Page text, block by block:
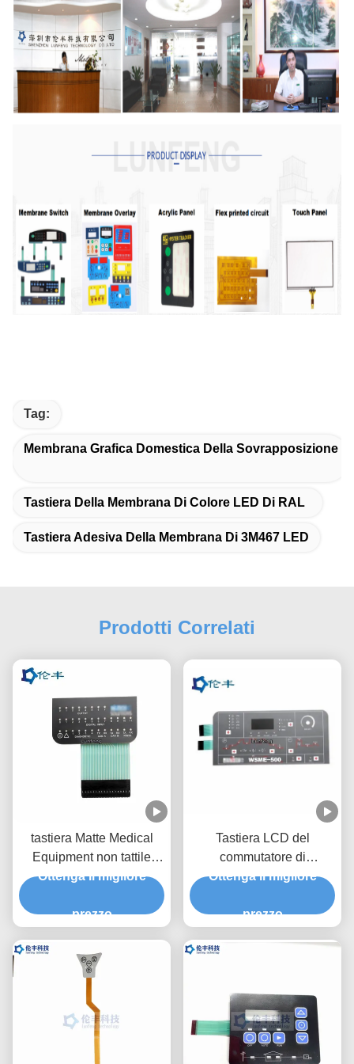
Tag:
Membrana Grafica Domestica Della Sovrapposizione
Tastiera Della Membrana Di Colore LED Di RAL
Tastiera Adesiva Della Membrana Di 3M467 LED
Prodotti Correlati
tastiera Matte Medical
Equipment non tattile
della membrana di
Ottenga il migliore
prezzo
Tastiera LCD del
commutatore di
membrana delle cupole
tastiera gialla della
Ottenga il migliore
prezzo